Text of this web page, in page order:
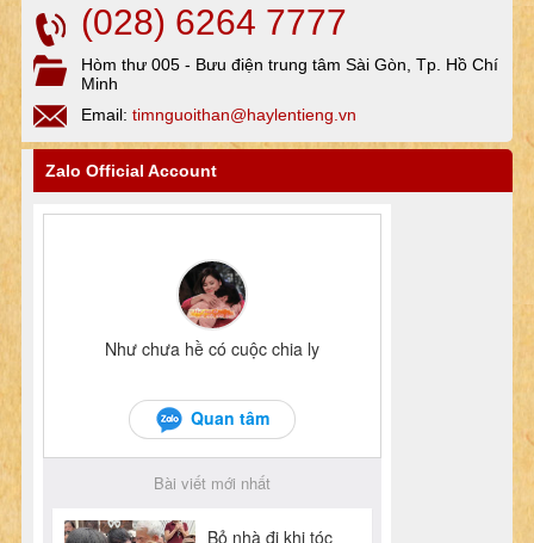
(028) 6264 7777
Hòm thư 005 - Bưu điện trung tâm Sài Gòn, Tp. Hồ Chí
Minh
Email: timnguoithan@haylentieng.vn
Zalo Official Account